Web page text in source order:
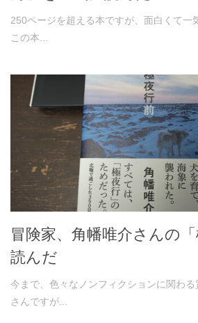
250ページを超える本ですが、面白くて一
この本...
冒険家、角幡唯介さんの
読んだ
今まで、色々なノンフィクションに関わ
さんですが...